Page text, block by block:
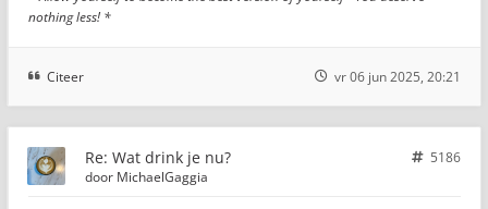
nothing less! *
Citeer vr 06 jun 2025, 20:21
Re: Wat drink je nu?
5186
door MichaelGaggia